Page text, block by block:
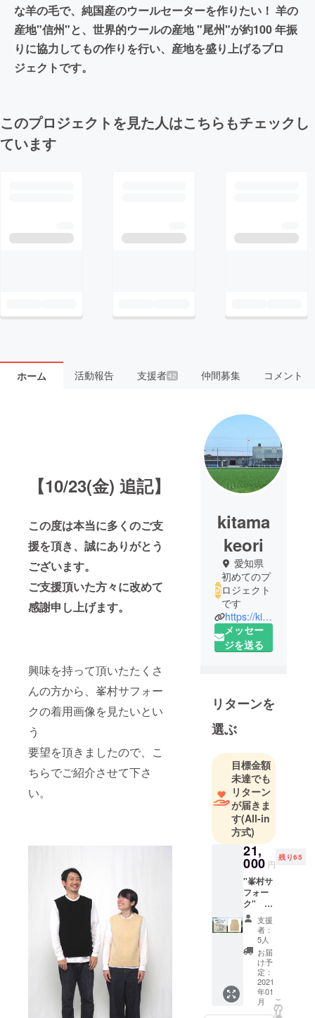
な羊の毛で、純国産のウールセーターを作りたい！ 羊の
産地"信州"と、世界的ウールの産地 "尾州"が約100 年振
りに協力してもの作りを行い、産地を盛り上げるプロ
ジェクトです。
このプロジェクトを見た人はこちらもチェックし
ています
ホーム 活動報告 支援者42 仲間募集 コメント
【10/23(金) 追記】
この度は本当に多くのご支
援を頂き、誠にありがとう
ございます。
ご支援頂いた方々に改めて
感謝申し上げます。
興味を持って頂いたたくさ
んの方から、峯村サフォー
クの着用画像を見たいとい
う
要望を頂きましたので、こ
ちらでご紹介させて下さ
い。
kitama
keori
愛知県
初めてのプ
ロジェクト
です
https://kitamakeori.co.jp/
メッセー
ジを送る
リターンを
選ぶ
目標金額
未達でも
リターン
が届きま
す(All-in
方式)
21,
000 円
残り65
"峯村サ
フォー
ク"
ニット
ベスト
（ユニ
セック
ス）
ニット
ベスト
の色と
サイズ
支援
者：
5人
お届
け予
定：
2021
年01
月
こ
の
リ